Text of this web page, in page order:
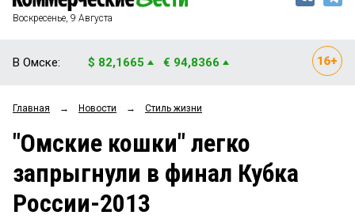
ФИНАНСЫ
ОБЩЕСТВО
ЗАКОН
НОВОСТИ КОМПАНИЙ
Рейтинги
Блоги
Воскресенье, 9 Августа
В Омске: $ 82,1665 € 94,8366
Главная → Новости → Стиль жизни
"Омские кошки" легко
запрыгнули в финал Кубка
России-2013